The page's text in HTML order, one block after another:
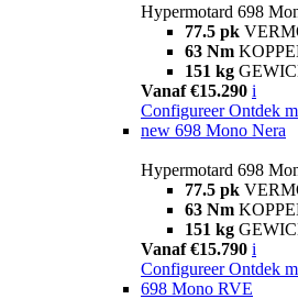
Hypermotard 698
77.5 pk
63 Nm
151 kg
Vanaf €15.290 i
Configureer Ontdek
new 698 Mono Nera
Hypermotard 698
77.5 pk
63 Nm
151 kg
Vanaf €15.790 i
Configureer Ontdek
698 Mono RVE